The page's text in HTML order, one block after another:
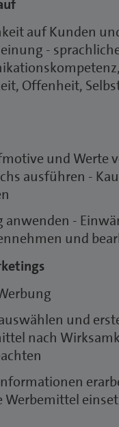
auf Kunden
-
Offenheit,
und Werte
ausführen -
-
und
und
nach